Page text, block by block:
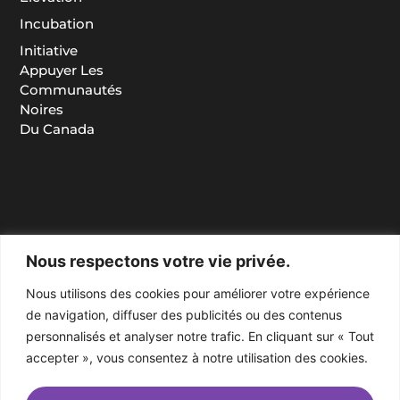
Nous respectons votre vie privée.
Nous utilisons des cookies pour améliorer votre expérience
de navigation, diffuser des publicités ou des contenus
personnalisés et analyser notre trafic. En cliquant sur « Tout
accepter », vous consentez à notre utilisation des cookies.
Incubation
Initiative
Appuyer Les
Communautés
Noires
Du Canada